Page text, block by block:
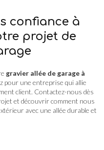
confiance à
projet de
gravier allée de garage à
pour une entreprise qui allie
client. Contactez-nous dès
et découvrir comment nous
avec une allée durable et